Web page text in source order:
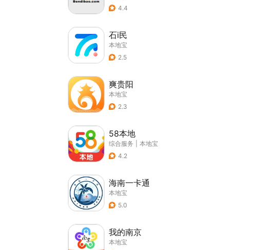
4.4
石i民
本地宝
2.5
爽贵阳
本地宝
2.3
58本地
综合服务
本地宝
4.2
海南一卡通
本地宝
5.0
我的南京
本地宝